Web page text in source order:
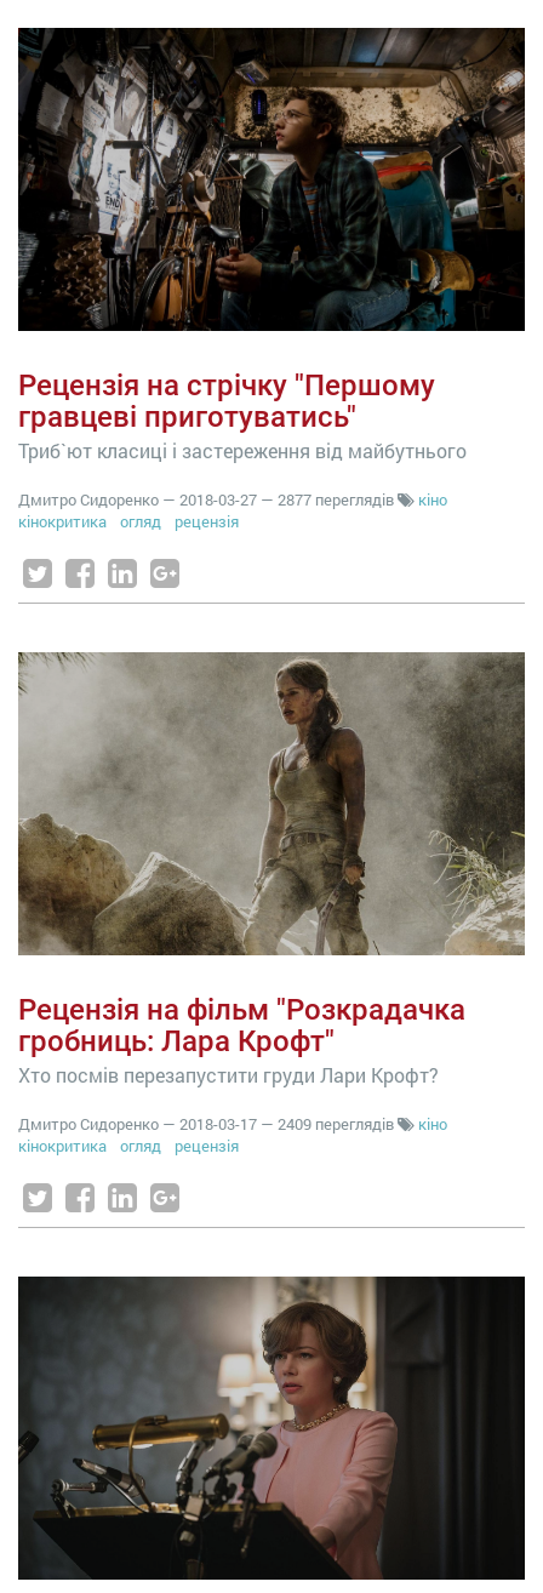
Рецензія на стрічку "Першому
гравцеві приготуватись"
Триб`ют класиці і застереження від майбутнього
Дмитро Сидоренко — 2018-03-27 — 2877 переглядів
кіно
кінокритика
огляд рецензія
Рецензія на фільм "Розкрадачка
гробниць: Лара Крофт"
Хто посмів перезапустити груди Лари Крофт?
Дмитро Сидоренко — 2018-03-17 — 2409 переглядів
кіно
кінокритика
огляд рецензія